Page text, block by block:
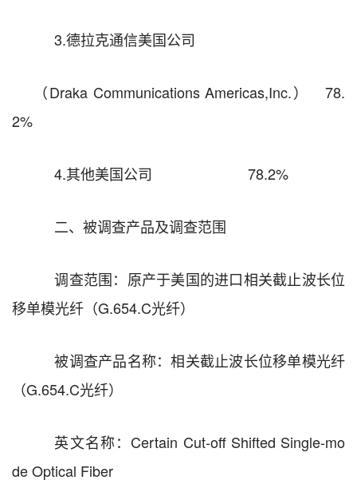
3.德拉克通信美国公司
（Draka Communications Americas,Inc.） 78.
2%
4.其他美国公司78.2%
二、被调查产品及调查范围
调查范围：原产于美国的进口相关截止波长位
移单模光纤（G.654.C光纤）
被调查产品名称：相关截止波长位移单模光纤
（G.654.C光纤）
英文名称： Certain Cut-off Shifted Single-mo
de Optical Fiber